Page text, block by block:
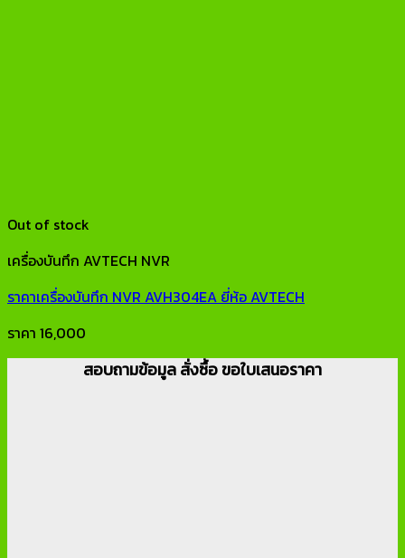
Out of stock
เครื่องบันทึก AVTECH NVR
ราคาเครื่องบันทึก NVR AVH304EA ยี่ห้อ AVTECH
ราคา 16,000
สอบถามข้อมูล สั่งซื้อ ขอใบเสนอราคา